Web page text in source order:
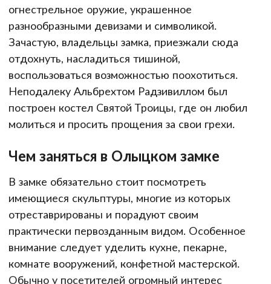
огнестрельное оружие, украшенное
разнообразными девизами и символикой.
Зачастую, владельцы замка, приезжали сюда
отдохнуть, насладиться тишиной,
воспользоваться возможностью поохотиться.
Неподалеку Альбрехтом Радзивиллом был
построен костел Святой Троицы, где он любил
молиться и просить прощения за свои грехи.
Чем заняться в Олыцком замке
В замке обязательно стоит посмотреть
имеющиеся скульптуры, многие из которых
отреставрированы и порадуют своим
практически первозданным видом. Особенное
внимание следует уделить кухне, пекарне,
комнате вооружений, конфетной мастерской.
Обычно у посетителей огромный интерес